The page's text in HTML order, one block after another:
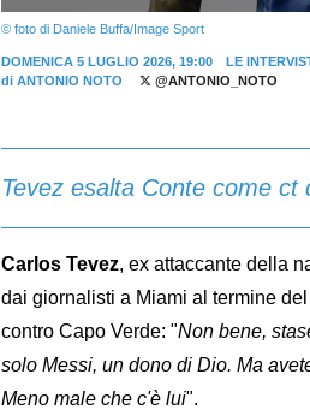
© foto di Daniele Buffa/Image Sport
DOMENICA 5 LUGLIO 2026, 19:00
LE
di ANTONIO NOTO @ANTONIO_NOTO
Tevez esalta Conte come
Carlos Tevez, ex attaccante della
dai giornalisti a Miami al termine
contro Capo Verde: "Non bene,
solo Messi, un dono di Dio. Ma
Meno male che c'è lui".